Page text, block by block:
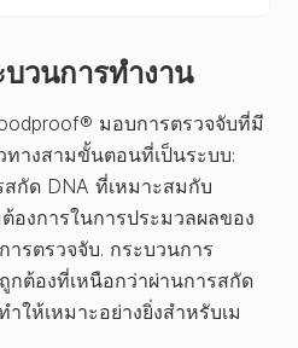
วนการทำงาน
มอบการตรวจจับที่มี
างสามขั้นตอนที่เป็นระบบ:
กัด DNA ที่เหมาะสมกับ
องการในการประมวลผลของ
รตรวจจับ. กระบวนการ
ต้องที่เหนือกว่าผ่านการสกัด
ให้เหมาะอย่างยิ่งสำหรับเม